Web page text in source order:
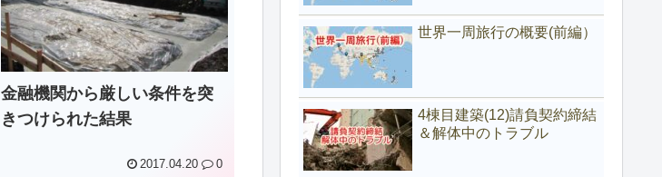
金融機関から厳しい条件を突
きつけられた結果
2017.04.20 0
世界一周旅行の概要(前編）
4棟目建築(12)請負契約締結
＆解体中のトラブル